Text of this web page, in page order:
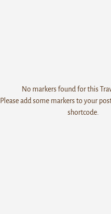
No markers found for this
Please add some markers to your
shortcode.